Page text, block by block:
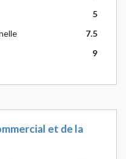
5
7.5
9
et de la